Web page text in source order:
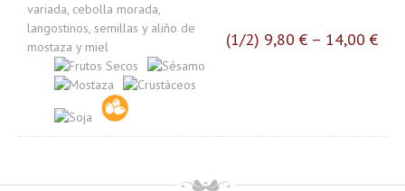
variada, cebolla morada,
langostinos, semillas y aliño de
mostaza y miel
(1/2) 9,80 € – 14,00 €